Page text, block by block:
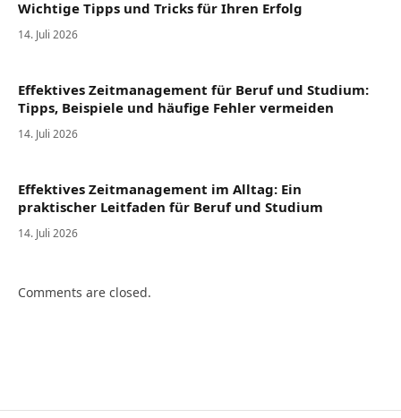
Wichtige Tipps und Tricks für Ihren Erfolg
14. Juli 2026
Effektives Zeitmanagement für Beruf und Studium:
Tipps, Beispiele und häufige Fehler vermeiden
14. Juli 2026
Effektives Zeitmanagement im Alltag: Ein
praktischer Leitfaden für Beruf und Studium
14. Juli 2026
Comments are closed.